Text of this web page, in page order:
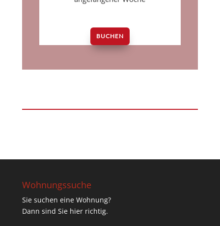
BUCHEN
Wohnungssuche
Sie suchen eine Wohnung?
Dann sind Sie hier richtig.